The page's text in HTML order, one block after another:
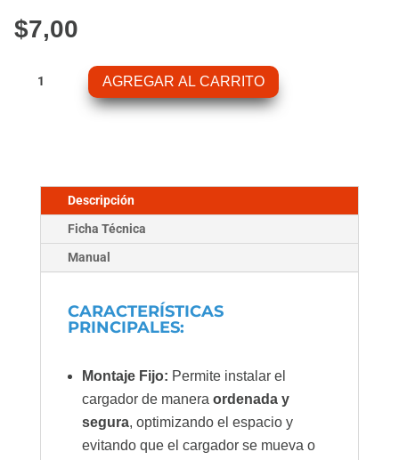
$7,00
Smart
AGREGAR AL CARRITO
Descripción
Ficha Técnica
Manual
CARACTERÍSTICAS
PRINCIPALES:
Montaje Fijo: Permite instalar el
cargador de manera ordenada y
segura, optimizando el espacio y
evitando que el cargador se mueva o